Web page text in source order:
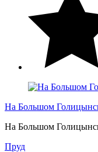
На Большом
На Большом
Пруд